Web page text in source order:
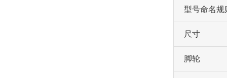
型号命名规
尺寸
脚轮